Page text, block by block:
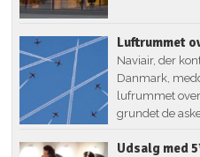
Luftrummet
Naviair, der
Danmark,
lufrummet
grundet de
Udsalg med